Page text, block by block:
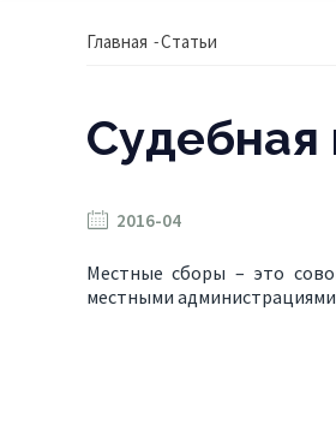
Главная -Статьи
Судебная
2016-04
Местные сборы – это
местными